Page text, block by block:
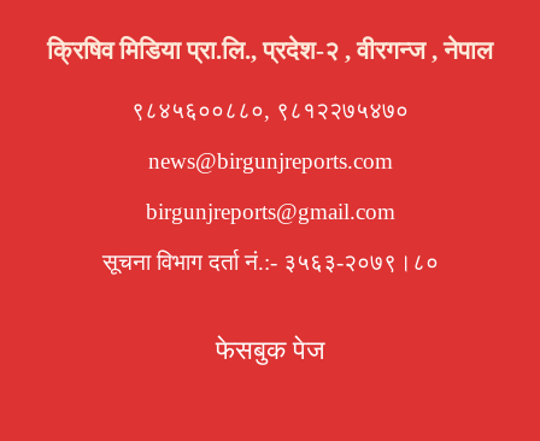
क्रिषिव मिडिया प्रा.लि., प्रदेश-२ , वीरगन्ज , नेपाल
९८४५६००८८०, ९८१२२७५४७०
news@birgunjreports.com
birgunjreports@gmail.com
सूचना विभाग दर्ता नं.:- ३५६३-२०७९।८०
फेसबुक पेज